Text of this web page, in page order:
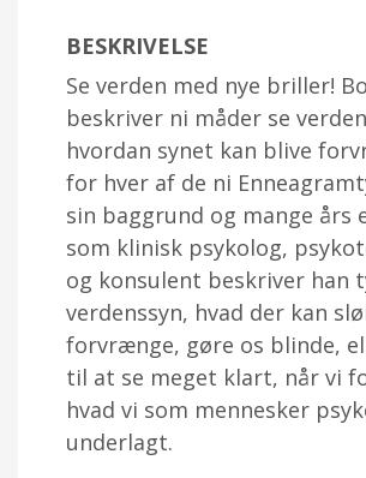
BESKRIVELSE
Se verden med nye briller!
beskriver ni måder se
hvordan synet kan blive
for hver af de ni
sin baggrund og mange års
som klinisk psykolog,
og konsulent beskriver han
verdenssyn, hvad der kan
forvrænge, gøre os blinde,
til at se meget klart, når vi
hvad vi som mennesker
underlagt.